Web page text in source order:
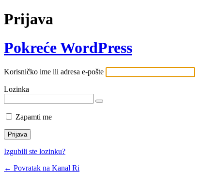
Prijava
Pokreće WordPress
Korisničko ime ili adresa e-pošte
Lozinka
Zapamti me
Izgubili ste lozinku?
← Povratak na Kanal Ri